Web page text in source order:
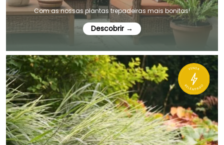
Com as nossas plantas trepadeiras mais bonitas!
Descobrir →